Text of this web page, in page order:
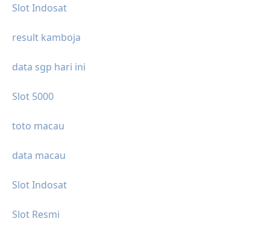
Slot Indosat
result kamboja
data sgp hari ini
Slot 5000
toto macau
data macau
Slot Indosat
Slot Resmi